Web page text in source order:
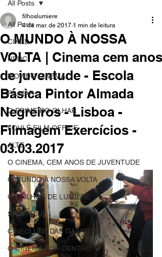
All Posts
CINED
NPDC
MOVING CINEMA
FILMAR
O PRIMEIRO OLHAR
LOULÉ FILM OFFICE
ALTE
O CINEMA, CEM ANOS DE JUVENTUDE
O MUNDO À NOSSA VOLTA
OS FILHOS DE LUMIÈRE
SHORTCUT
CINECLUBE DAS GAIVOTAS
O CINEMA POR DENTRO
All Posts
O MUNDO À NOSSA
VOLTA | Cinema cem anos
de juventude - Escola
Básica Pintor Almada
Negreiros - Lisboa -
Filmagem Exercícios -
03.03.2017
filhoslumiere
4 de mar. de 2017 1 min de leitura